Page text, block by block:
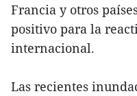
Francia y otros
positivo para la
internacional.
Las recientes